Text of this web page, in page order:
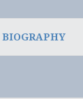
BIOGRAPHY